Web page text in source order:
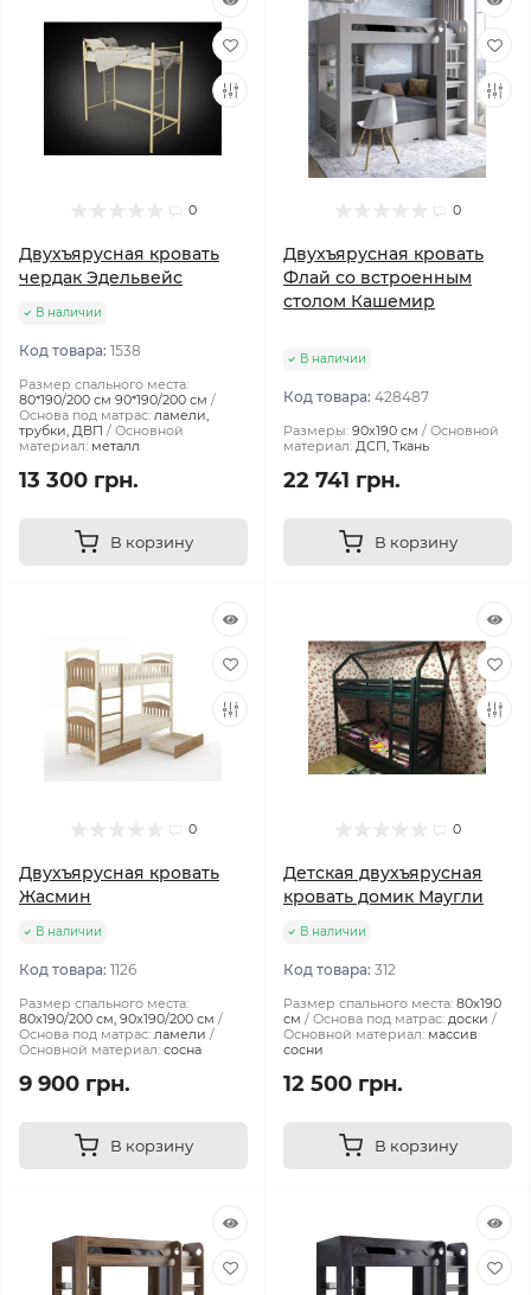
0
Двухъярусная кровать
чердак Эдельвейс
В наличии
Код товара: 1538
Размер спального места:
80*190/200 см 90*190/200 см
Основа под матрас: ламели,
трубки, ДВП
Основной
материал: металл
13 300 грн.
В корзину
0
Двухъярусная кровать
Флай со встроенным
столом Кашемир
В наличии
Код товара: 428487
Размеры: 90х190 см
Основной
материал: ДСП, Ткань
22 741 грн.
В корзину
0
Двухъярусная кровать
Жасмин
В наличии
Код товара: 1126
Размер спального места:
80х190/200 см, 90х190/200 см
Основа под матрас: ламели
Основной материал: сосна
9 900 грн.
В корзину
0
Детская двухъярусная
кровать домик Маугли
В наличии
Код товара: 312
Размер спального места: 80х190
см
Основа под матрас: доски
Основной материал: массив
сосни
12 500 грн.
В корзину